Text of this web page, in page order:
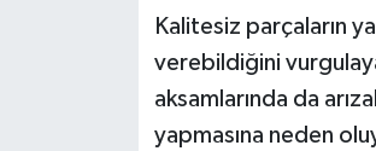
Kalitesiz parçaların
verebildiğini
aksamlarında da
yapmasına neden